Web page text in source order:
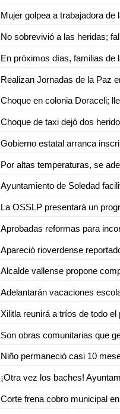
Realizan Jornadas de la Paz
Choque de taxi dejó dos
Apareció rioverdense
Niño permaneció casi 10